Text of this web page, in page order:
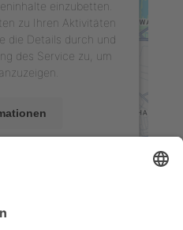
einzubetten.
zu Ihren Aktivitäten
die Details durch und
des Service zu, um